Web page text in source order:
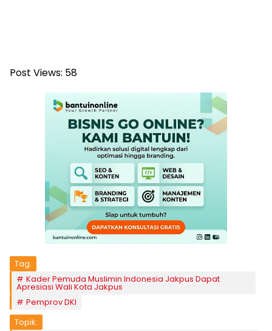
Post Views: 58
Tag:
Kader Pemuda Muslimin Indonesia Jakpus Dapat
Apresiasi Wali Kota Jakpus
Pemprov DKI
Topik: